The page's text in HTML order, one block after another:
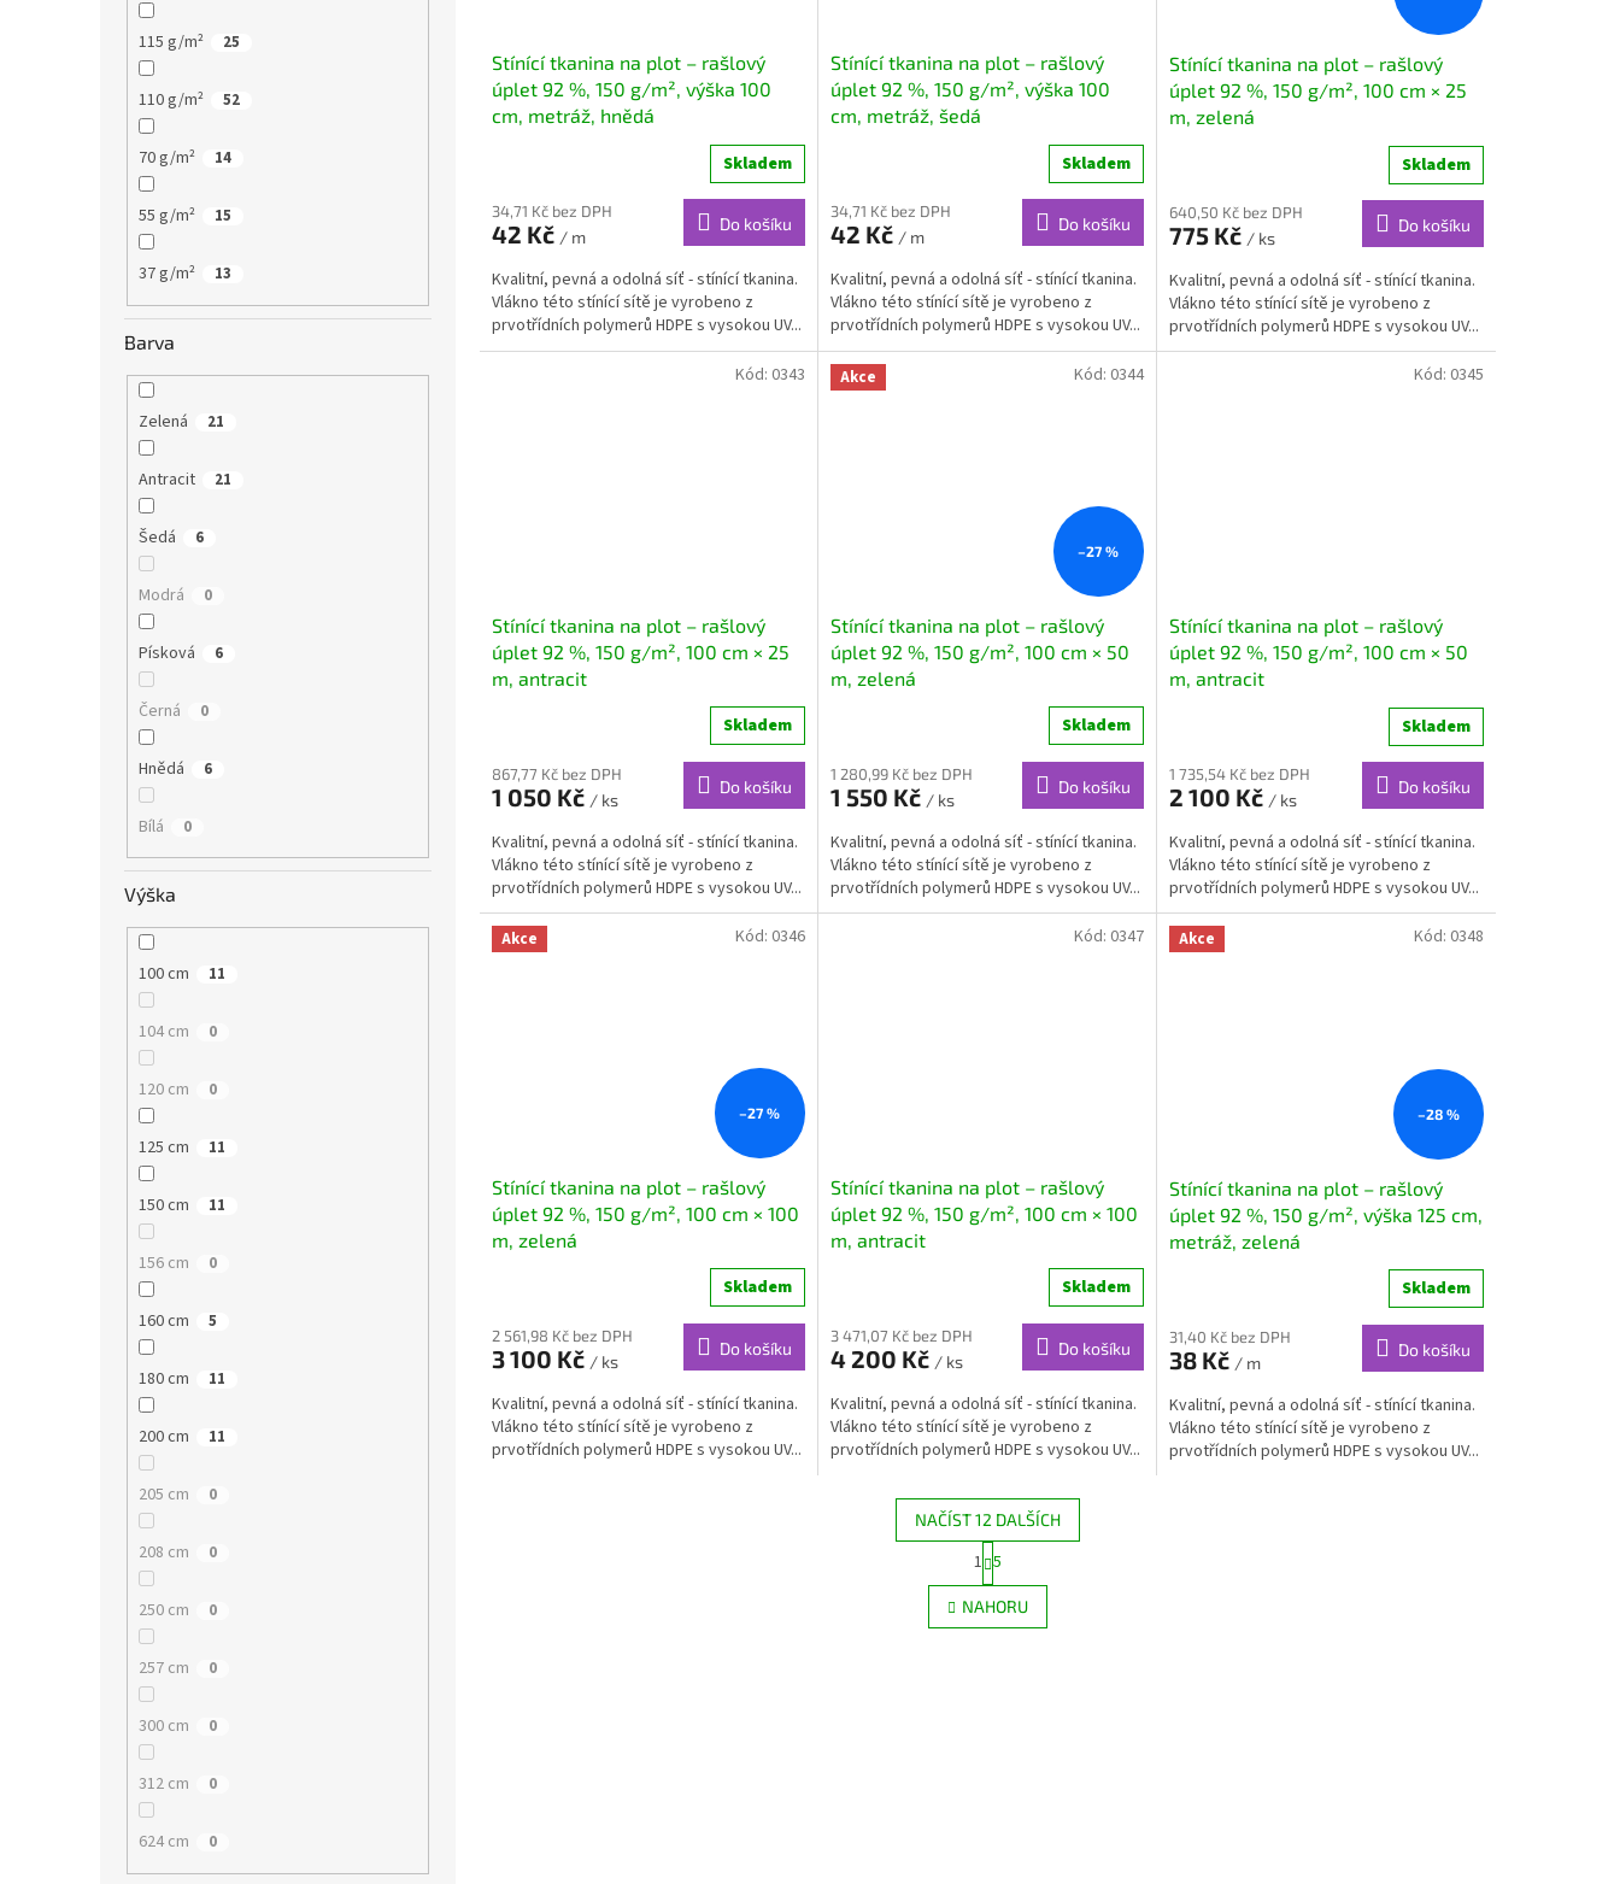
115 g/m² 25
110 g/m² 52
70 g/m² 14
55 g/m² 15
37 g/m² 13
Barva
Zelená 21
Antracit 21
Šedá 6
Modrá 0
Písková 6
Černá 0
Hnědá 6
Bílá 0
Výška
100 cm 11
104 cm 0
120 cm 0
125 cm 11
150 cm 11
156 cm 0
160 cm 5
180 cm 11
200 cm 11
205 cm 0
208 cm 0
250 cm 0
257 cm 0
300 cm 0
312 cm 0
624 cm 0
Stínící tkanina na plot – rašlový
úplet 92 %, 150 g/m², výška 100
cm, metráž, hnědá
Skladem
34,71 Kč bez DPH
42 Kč / m
Do košíku
Kvalitní, pevná a odolná síť - stínící tkanina.
Vlákno této stínící sítě je vyrobeno z
prvotřídních polymerů HDPE s vysokou UV...
Stínící tkanina na plot – rašlový
úplet 92 %, 150 g/m², výška 100
cm, metráž, šedá
Skladem
34,71 Kč bez DPH
42 Kč / m
Do košíku
Kvalitní, pevná a odolná síť - stínící tkanina.
Vlákno této stínící sítě je vyrobeno z
prvotřídních polymerů HDPE s vysokou UV...
Stínící tkanina na plot – rašlový
úplet 92 %, 150 g/m², 100 cm × 25
m, zelená
Skladem
640,50 Kč bez DPH
775 Kč / ks
Do košíku
Kvalitní, pevná a odolná síť - stínící tkanina.
Vlákno této stínící sítě je vyrobeno z
prvotřídních polymerů HDPE s vysokou UV...
Stínící tkanina na plot – rašlový
úplet 92 %, 150 g/m², 100 cm × 25
m, antracit
Skladem
867,77 Kč bez DPH
1 050 Kč / ks
Do košíku
Kvalitní, pevná a odolná síť - stínící tkanina.
Vlákno této stínící sítě je vyrobeno z
prvotřídních polymerů HDPE s vysokou UV...
Kód: 0343 Akce
–27 %
Stínící tkanina na plot – rašlový
úplet 92 %, 150 g/m², 100 cm × 50
m, zelená
Skladem
1 280,99 Kč bez DPH
1 550 Kč / ks
Do košíku
Kvalitní, pevná a odolná síť - stínící tkanina.
Vlákno této stínící sítě je vyrobeno z
prvotřídních polymerů HDPE s vysokou UV...
Kód: 0344
Stínící tkanina na plot – rašlový
úplet 92 %, 150 g/m², 100 cm × 50
m, antracit
Skladem
1 735,54 Kč bez DPH
2 100 Kč / ks
Do košíku
Kvalitní, pevná a odolná síť - stínící tkanina.
Vlákno této stínící sítě je vyrobeno z
prvotřídních polymerů HDPE s vysokou UV...
Kód: 0345
Akce
–27 %
Stínící tkanina na plot – rašlový
úplet 92 %, 150 g/m², 100 cm × 100
m, zelená
Skladem
2 561,98 Kč bez DPH
3 100 Kč / ks
Do košíku
Kvalitní, pevná a odolná síť - stínící tkanina.
Vlákno této stínící sítě je vyrobeno z
prvotřídních polymerů HDPE s vysokou UV...
Kód: 0346
Stínící tkanina na plot – rašlový
úplet 92 %, 150 g/m², 100 cm × 100
m, antracit
Skladem
3 471,07 Kč bez DPH
4 200 Kč / ks
Do košíku
Kvalitní, pevná a odolná síť - stínící tkanina.
Vlákno této stínící sítě je vyrobeno z
prvotřídních polymerů HDPE s vysokou UV...
Kód: 0347 Akce
–28 %
Stínící tkanina na plot – rašlový
úplet 92 %, 150 g/m², výška 125 cm,
metráž, zelená
Skladem
31,40 Kč bez DPH
38 Kč / m
Do košíku
Kvalitní, pevná a odolná síť - stínící tkanina.
Vlákno této stínící sítě je vyrobeno z
prvotřídních polymerů HDPE s vysokou UV...
Kód: 0348
O
v
l
NAČÍST 12 DALŠÍCH
S
t
r
á
n
1 5
NAHORU